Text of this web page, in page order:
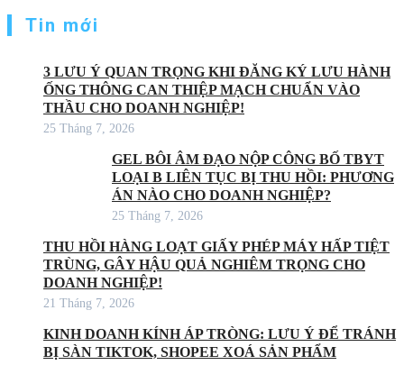
Tin mới
3 LƯU Ý QUAN TRỌNG KHI ĐĂNG KÝ LƯU HÀNH
ỐNG THÔNG CAN THIỆP MẠCH CHUẨN VÀO
THẦU CHO DOANH NGHIỆP!
25 Tháng 7, 2026
GEL BÔI ÂM ĐẠO NỘP CÔNG BỐ TBYT
LOẠI B LIÊN TỤC BỊ THU HỒI: PHƯƠNG
ÁN NÀO CHO DOANH NGHIỆP?
25 Tháng 7, 2026
THU HỒI HÀNG LOẠT GIẤY PHÉP MÁY HẤP TIỆT
TRÙNG, GÂY HẬU QUẢ NGHIÊM TRỌNG CHO
DOANH NGHIỆP!
21 Tháng 7, 2026
KINH DOANH KÍNH ÁP TRÒNG: LƯU Ý ĐỂ TRÁNH
BỊ SÀN TIKTOK, SHOPEE XOÁ SẢN PHẨM